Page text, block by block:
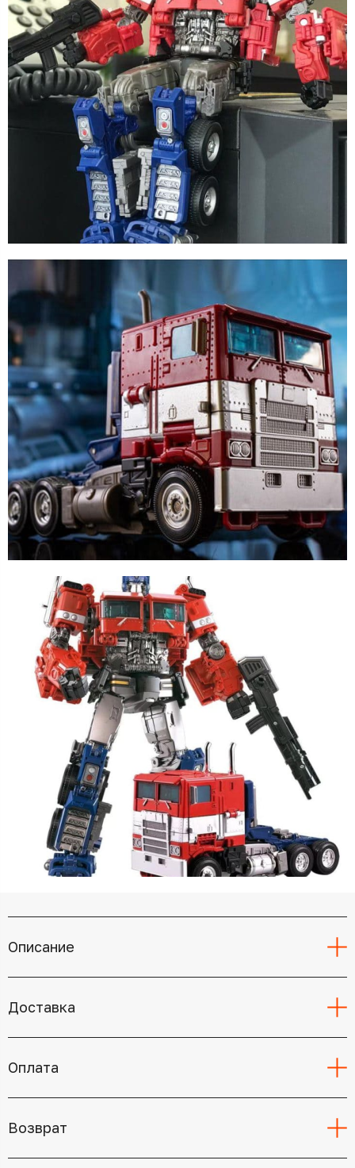
Описание
Доставка
Оплата
Возврат